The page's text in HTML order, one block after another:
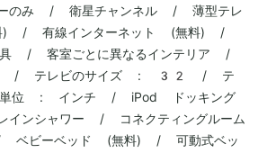
のみ / 衛星チャンネル / 薄型テレ
/ 有線インターネット (無料) /
具 / 客室ごとに異なるインテリア /
ス / テレビのサイズ : 32 / テ
定単位 : インチ / iPod ドッキング
ンシャワー / コネクティングルーム
ビーベッド (無料) / 可動式ベッ